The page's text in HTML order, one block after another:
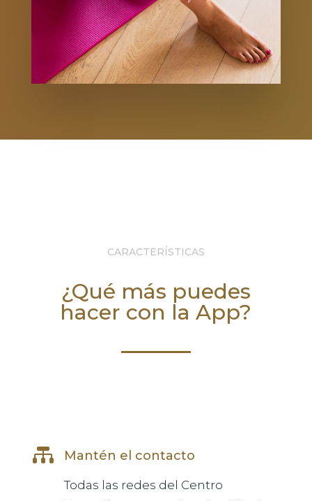
CARACTERÍSTICAS
¿Qué más puedes
hacer con la App?
 Mantén el contacto
Todas las redes del Centro